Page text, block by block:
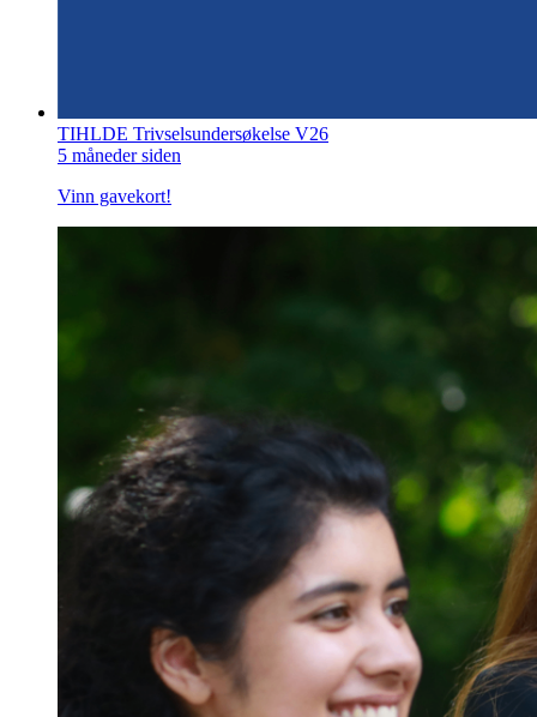
TIHLDE Trivselsundersøkelse V26
5 måneder siden
Vinn gavekort!